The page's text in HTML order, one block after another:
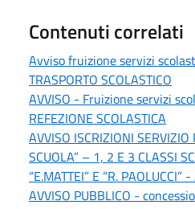
Contenuti correlati
Avviso fruizione servizi
TRASPORTO SCOLASTICO
AVVISO - Fruizione servizi
REFEZIONE SCOLASTICA
AVVISO ISCRIZIONI SERVIZIO
SCUOLA” – 1, 2 E 3 CLASSI
“E.MATTEI” E “R.
AVVISO PUBBLICO -